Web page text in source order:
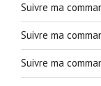
Suivre ma
Suivre ma
Suivre ma